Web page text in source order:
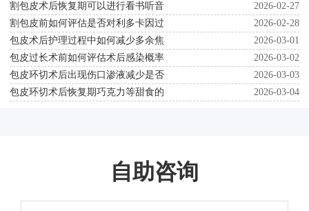
割包皮术后恢复期可以进行看书听音
2026-02-27
割包皮前如何评估是否对利多卡因过
2026-02-28
包皮术后护理过程中如何减少多余焦
2026-03-01
包皮过长术前如何评估术后感染概率
2026-03-02
包皮环切术后出现伤口渗液减少是否
2026-03-03
包皮环切术后恢复期巧克力等甜食的
2026-03-04
自助咨询